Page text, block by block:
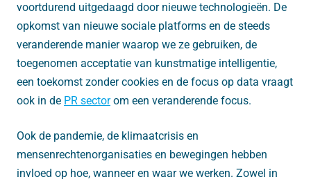
voortdurend uitgedaagd door nieuwe technologieën. De
opkomst van nieuwe sociale platforms en de steeds
veranderende manier waarop we ze gebruiken, de
toegenomen acceptatie van kunstmatige intelligentie,
een toekomst zonder cookies en de focus op data vraagt
ook in de PR sectorom een veranderende focus.
Ook de pandemie, de klimaatcrisis en
mensenrechtenorganisaties en bewegingen hebben
invloed op hoe, wanneer en waar we werken. Zowel in